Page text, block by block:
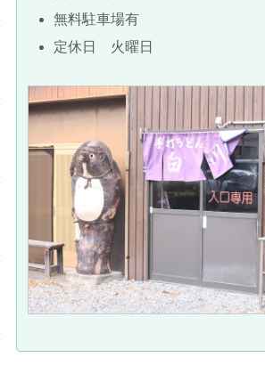
無料駐車場有
定休日 火曜日